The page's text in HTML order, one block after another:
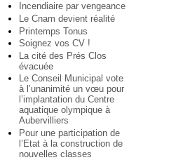
Incendiaire par vengeance
Le Cnam devient réalité
Printemps Tonus
Soignez vos CV !
La cité des Prés Clos
évacuée
Le Conseil Municipal vote
à l’unanimité un vœu pour
l’implantation du Centre
aquatique olympique à
Aubervilliers
Pour une participation de
l’Etat à la construction de
nouvelles classes